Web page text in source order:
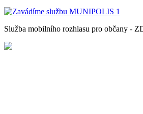
Služba mobilního rozhlasu pro občany -